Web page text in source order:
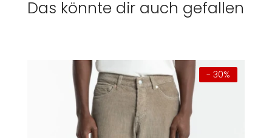
Das könnte dir auch gefallen
- 30%